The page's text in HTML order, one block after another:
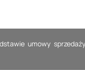
umowy